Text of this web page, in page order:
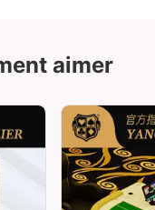
aimer